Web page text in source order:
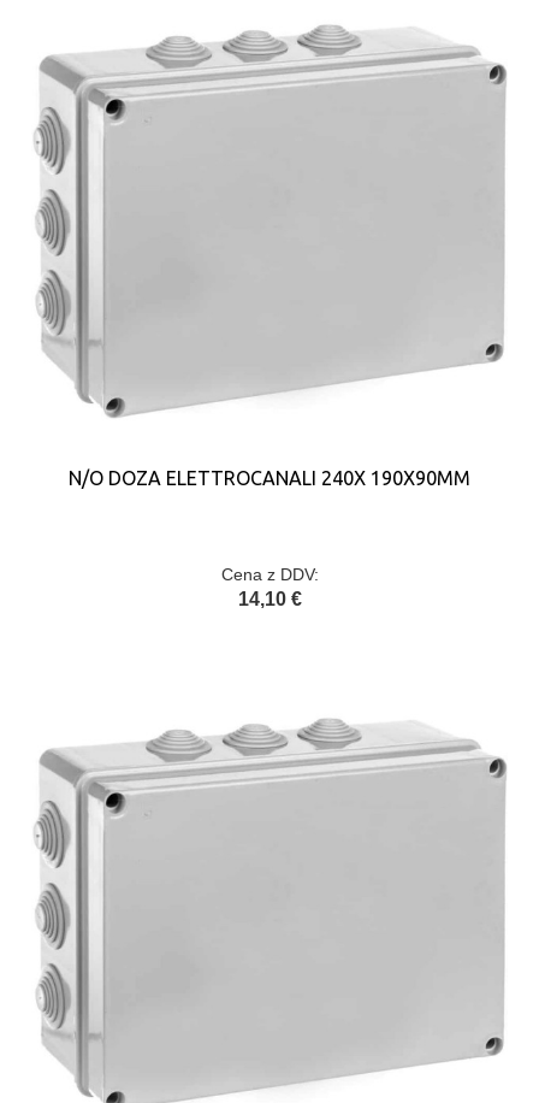
N/O DOZA ELETTROCANALI 240X 190X90MM
Cena z DDV:
14,10 €